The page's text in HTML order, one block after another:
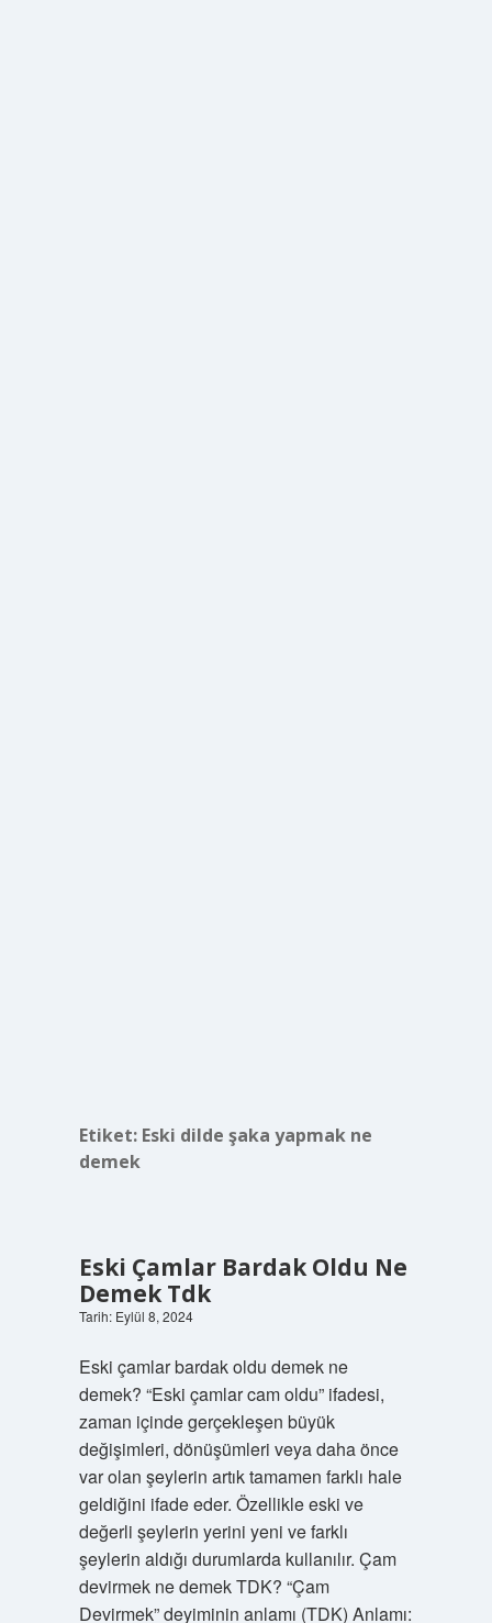
Etiket: Eski dilde şaka yapmak ne
demek
Eski Çamlar Bardak Oldu Ne
Demek Tdk
Tarih: Eylül 8, 2024
Eski çamlar bardak oldu demek ne
demek? “Eski çamlar cam oldu” ifadesi,
zaman içinde gerçekleşen büyük
değişimleri, dönüşümleri veya daha önce
var olan şeylerin artık tamamen farklı hale
geldiğini ifade eder. Özellikle eski ve
değerli şeylerin yerini yeni ve farklı
şeylerin aldığı durumlarda kullanılır. Çam
devirmek ne demek TDK? “Çam
Devirmek” deyiminin anlamı (TDK) Anlamı: